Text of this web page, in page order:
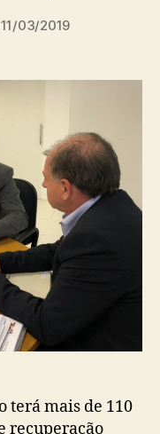
11/03/2019
terá mais de 110
recuperação